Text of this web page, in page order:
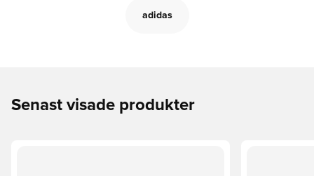
adidas
Senast visade produkter